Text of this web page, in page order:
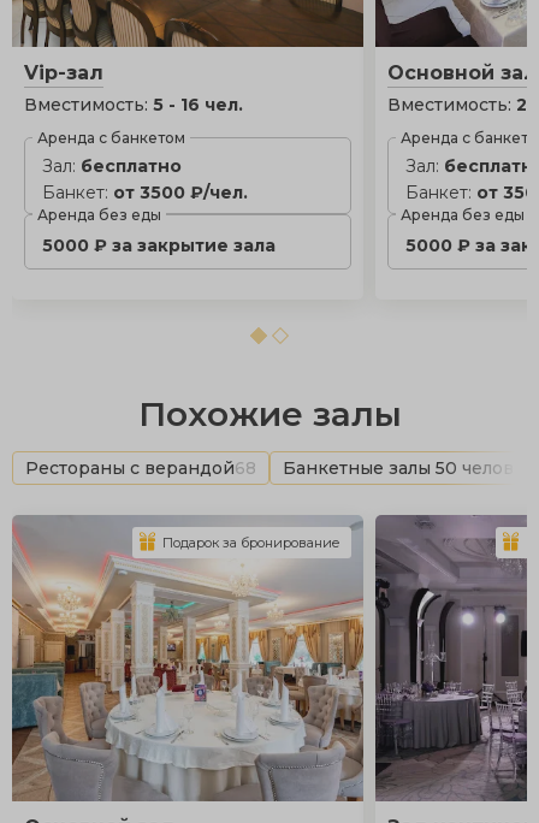
Vip-зал
Вместимость: 5 - 16 чел.
Аренда с банкетом
Зал: бесплатно
Банкет: от 3500 ₽/чел.
Аренда без еды
5000 ₽ за закрытие зала
Основной зал
Вместимость:
Аренда с
Зал:
Банкет: от
Аренда без еды
5000 ₽ за
Похожие залы
Рестораны с верандой68 Банкетные залы 50 человек
Подарок за бронирование